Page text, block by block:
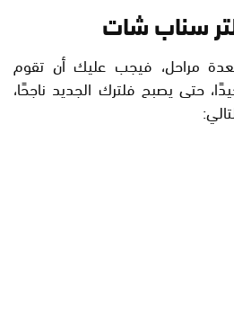
سناب شات
بعدة مراحل، فيجب عليك أن تقوم
حتى يصبح فلترك الجديد ناجحًا،